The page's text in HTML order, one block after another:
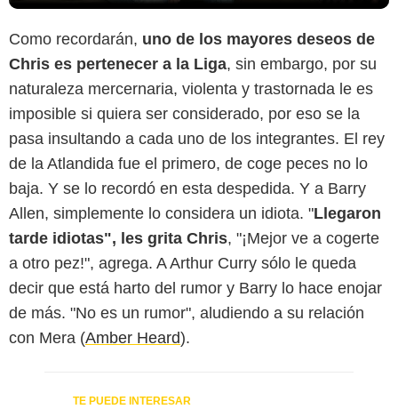
Como recordarán, uno de los mayores deseos de
Chris es pertenecer a la Liga, sin embargo, por su
naturaleza mercernaria, violenta y trastornada le es
imposible si quiera ser considerado, por eso se la
pasa insultando a cada uno de los integrantes. El rey
de la Atlandida fue el primero, de coge peces no lo
baja. Y se lo recordó en esta despedida. Y a Barry
Allen, simplemente lo considera un idiota. "Llegaron
tarde idiotas", les grita Chris, "¡Mejor ve a cogerte
a otro pez!", agrega. A Arthur Curry sólo le queda
decir que está harto del rumor y Barry lo hace enojar
de más. "No es un rumor", aludiendo a su relación
con Mera (Amber Heard).